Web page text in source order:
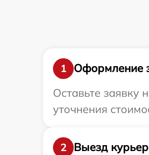
1
Оформление
Оставьте заявку
уточнения
2
Выезд